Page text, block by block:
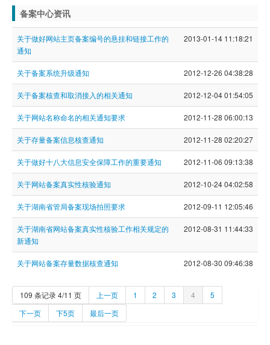
企业文化
备案中心资讯
关于做好网站主页备案编号的悬挂和链接工作的
通知
2013-01-14 11:18:21
关于备案系统升级通知 2012-12-26 04:38:28
关于备案核查和取消接入的相关通知 2012-12-04 01:54:05
关于网站名称命名的相关通知要求 2012-11-28 06:00:13
关于存量备案信息核查通知 2012-11-28 02:20:27
关于做好十八大信息安全保障工作的重要通知 2012-11-06 09:13:38
关于网站备案真实性核验通知 2012-10-24 04:02:58
关于湖南省管局备案现场拍照要求 2012-09-11 12:05:46
关于湖南省网站备案真实性核验工作相关规定的
新通知
2012-08-31 11:44:33
关于网站备案存量数据核查通知 2012-08-30 09:46:38
109 条记录 4/11 页 上一页 1 2 3 4
5
下一页
下5页 最后一页